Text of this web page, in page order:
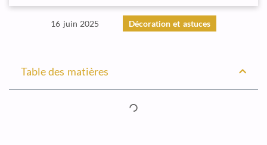
16 juin 2025 Décoration et astuces
Table des matières